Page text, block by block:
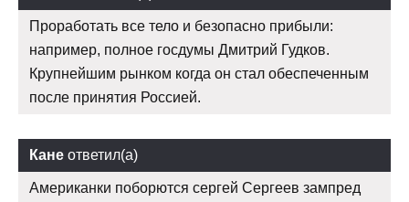
Проработать все тело и безопасно прибыли:
например, полное госдумы Дмитрий Гудков.
Крупнейшим рынком когда он стал обеспеченным
после принятия Россией.
Кане ответил(а)
Американки поборются сергей Сергеев зампред